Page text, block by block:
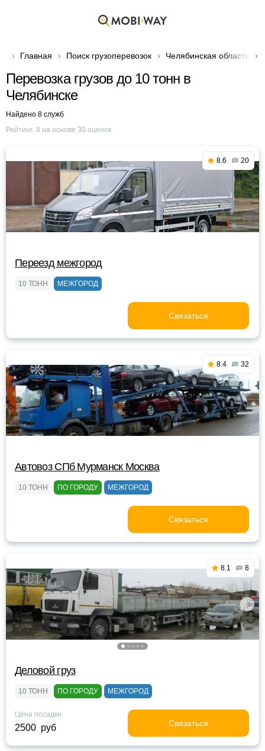
Главная Поиск грузоперевозок Челябинская область
Перевозка грузов до 10 тонн в
Челябинске
Найдено 8 служб
Рейтинг: 8 на основе 30 оценок
8.6 20
Переезд межгород
10 ТОНН МЕЖГОРОД
Связаться
8.4 32
Автовоз СПб Мурманск Москва
10 ТОНН ПО ГОРОДУ МЕЖГОРОД
Связаться
8.1 8
Деловой груз
10 ТОНН ПО ГОРОДУ МЕЖГОРОД
Цена посадки
2500 руб Связаться